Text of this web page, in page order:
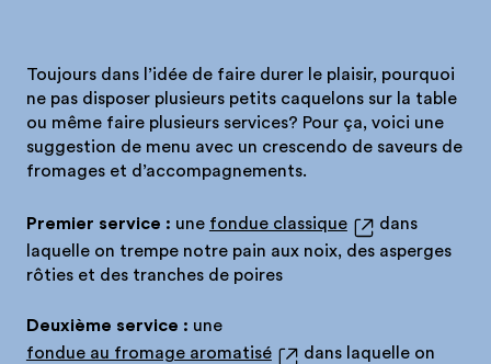
Toujours dans l’idée de faire durer le plaisir, pourquoi
ne pas disposer plusieurs petits caquelons sur la table
ou même faire plusieurs services? Pour ça, voici une
suggestion de menu avec un crescendo de saveurs de
fromages et d’accompagnements.
Premier service : une fondue classique
dans
laquelle on trempe notre pain aux noix, des asperges
rôties et des tranches de poires
Deuxième service : une
fondue au fromage aromatisé
dans laquelle on